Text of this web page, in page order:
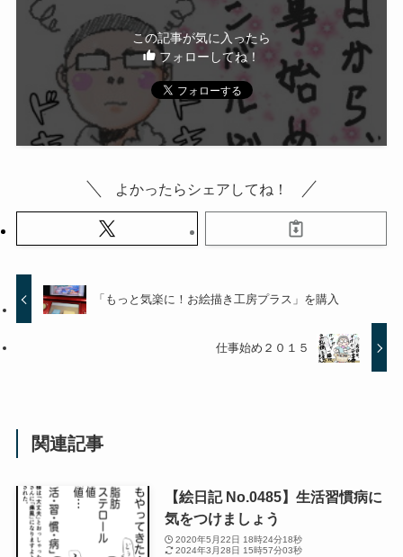
この記事が気に入ったら
フォローしてね！
よかったらシェアしてね！
「もっと気楽に！お絵描き工房プラス」を購入
仕事始め２０１５
関連記事
【絵日記 No.0485】生活習慣病に
気をつけましょう
2020年5月22日 18時24分18秒
2024年3月28日 15時57分03秒